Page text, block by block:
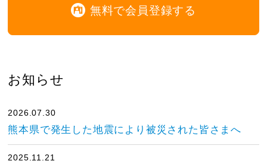
無料で会員登録する
お知らせ
2026.07.30
熊本県で発生した地震により被災された皆さまへ
2025.11.21